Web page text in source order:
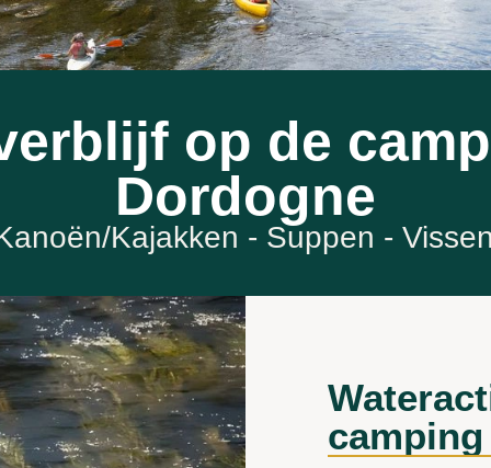
op de
Dordogne
Kajakken - Suppen -
camping